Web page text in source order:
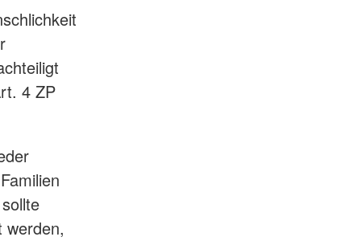
4 ZP
werden,